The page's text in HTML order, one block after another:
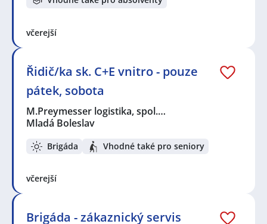
včerejší
Řidič/ka sk. C+E vnitro - pouze
pátek, sobota
M.Preymesser logistika, spol.…
Mladá Boleslav
Brigáda Vhodné také pro seniory
včerejší
Brigáda - zákaznický servis